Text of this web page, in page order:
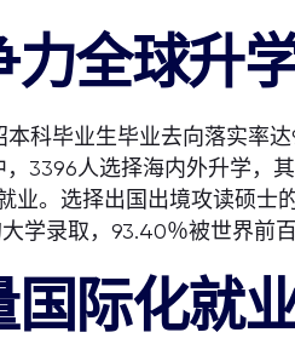
力全球升
科毕业生毕业去向落实率
3396人选择海内外升学，
业。选择出国出境攻读硕士
学录取，93.40％被世界前百
国际化就